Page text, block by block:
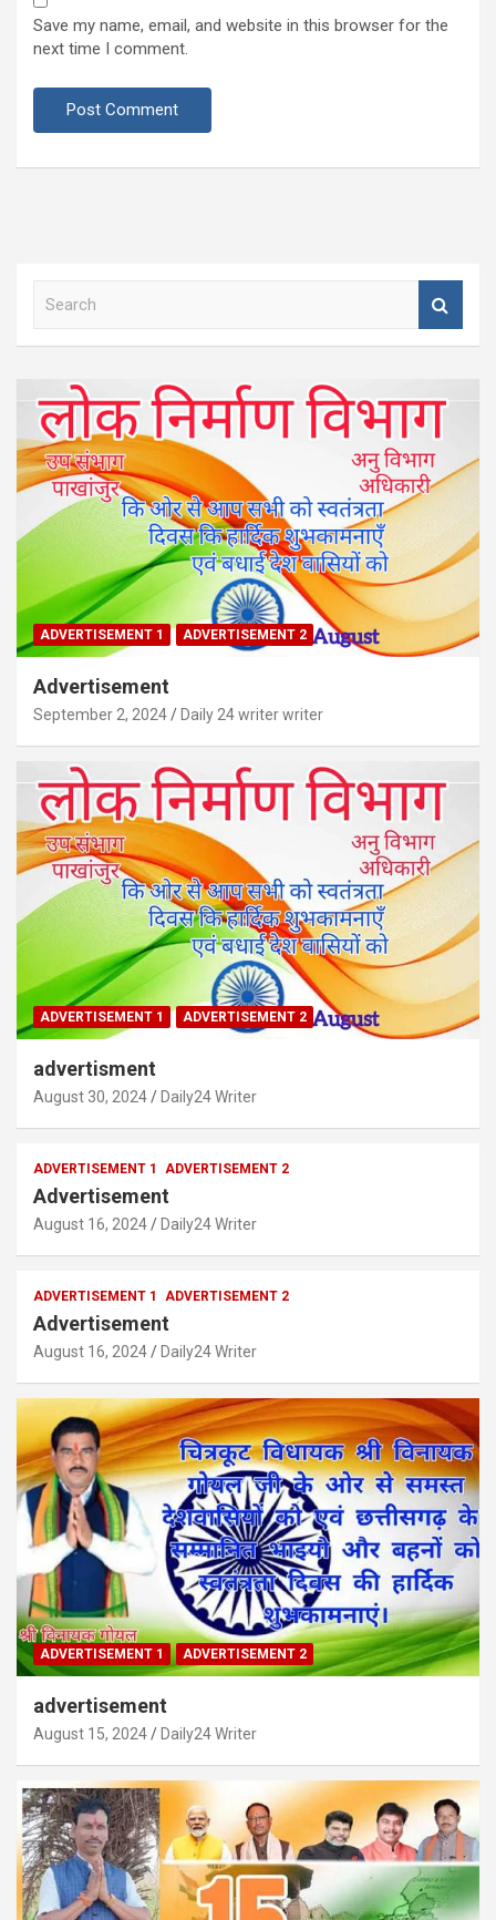
Save my name, email, and website in this browser for the
next time I comment.
h
ADVERTISEMENT 1 ADVERTISEMENT 2
Advertisement
September 2, 2024 Daily 24 writer writer
ADVERTISEMENT 1 ADVERTISEMENT 2
advertisment
August 30, 2024 Daily24 Writer
ADVERTISEMENT 1 ADVERTISEMENT 2
Advertisement
August 16, 2024 Daily24 Writer
ADVERTISEMENT 1 ADVERTISEMENT 2
Advertisement
August 16, 2024 Daily24 Writer
ADVERTISEMENT 1 ADVERTISEMENT 2
advertisement
August 15, 2024 Daily24 Writer